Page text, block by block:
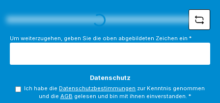
Loading...
Um weiterzugehen, geben Sie die oben abgebildeten Zeichen ein *
Datenschutz
Ich habe die Datenschutzbestimmungen zur Kenntnis genommen
und die AGB gelesen und bin mit ihnen einverstanden. *